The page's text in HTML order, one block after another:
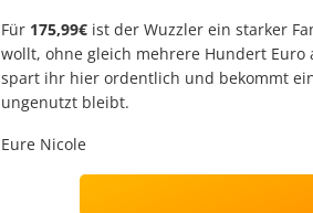
Für 175,99€ ist der Wuzzler ein starker
wollt, ohne gleich mehrere Hundert Euro
spart ihr hier ordentlich und bekommt
ungenutzt bleibt.
Eure Nicole